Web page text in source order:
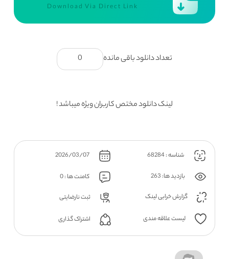
Download Via Direct Link
تعداد دانلود باقی مانده 0
لینک دانلود مختص کاربران ویژه میباشد !
شناسه : 68284 2026/03/07
بازدید ها: 263
کامنت ها : 0
گزارش خرابی لینک
ثبت نارضایتی
لیست علاقه مندی اشتراک گذاری